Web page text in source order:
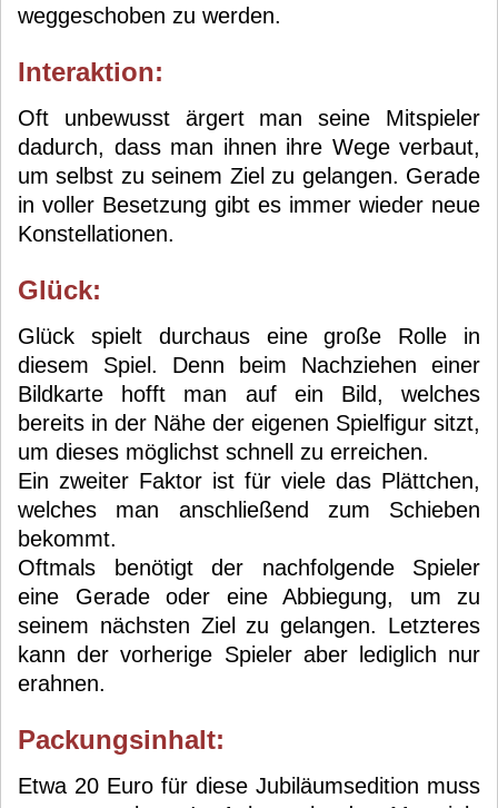
weggeschoben zu werden.
Interaktion:
Oft unbewusst ärgert man seine Mitspieler
dadurch, dass man ihnen ihre Wege verbaut,
um selbst zu seinem Ziel zu gelangen. Gerade
in voller Besetzung gibt es immer wieder neue
Konstellationen.
Glück:
Glück spielt durchaus eine große Rolle in
diesem Spiel. Denn beim Nachziehen einer
Bildkarte hofft man auf ein Bild, welches
bereits in der Nähe der eigenen Spielfigur sitzt,
um dieses möglichst schnell zu erreichen.
Ein zweiter Faktor ist für viele das Plättchen,
welches man anschließend zum Schieben
bekommt.
Oftmals benötigt der nachfolgende Spieler
eine Gerade oder eine Abbiegung, um zu
seinem nächsten Ziel zu gelangen. Letzteres
kann der vorherige Spieler aber lediglich nur
erahnen.
Packungsinhalt:
Etwa 20 Euro für diese Jubiläumsedition muss